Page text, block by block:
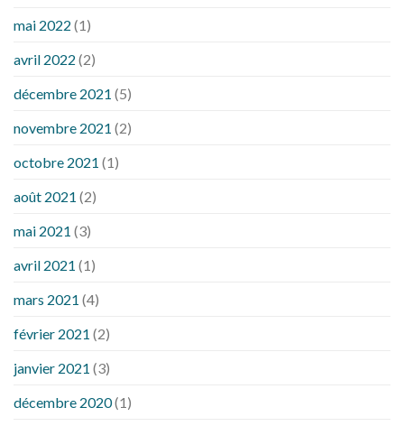
mai 2022 (1)
avril 2022 (2)
décembre 2021 (5)
novembre 2021 (2)
octobre 2021 (1)
août 2021 (2)
mai 2021 (3)
avril 2021 (1)
mars 2021 (4)
février 2021 (2)
janvier 2021 (3)
décembre 2020(1)